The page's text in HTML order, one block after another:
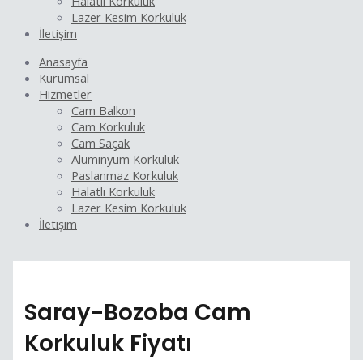
Lazer Kesim Korkuluk
İletişim
Anasayfa
Kurumsal
Hizmetler
Cam Balkon
Cam Korkuluk
Cam Saçak
Alüminyum Korkuluk
Paslanmaz Korkuluk
Halatlı Korkuluk
Lazer Kesim Korkuluk
İletişim
Saray-Bozoba Cam
Korkuluk Fiyatı